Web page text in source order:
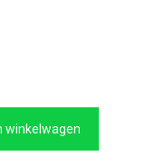
winkelwagen